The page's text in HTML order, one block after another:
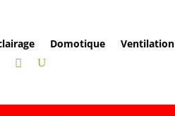
Domotique Ventilation